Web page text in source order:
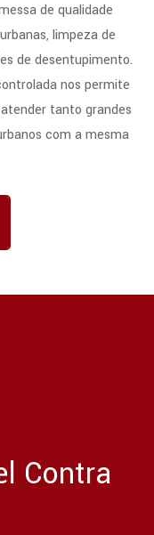
de qualidade
limpeza de
de desentupimento.
nos permite
tanto grandes
com a mesma
Contra